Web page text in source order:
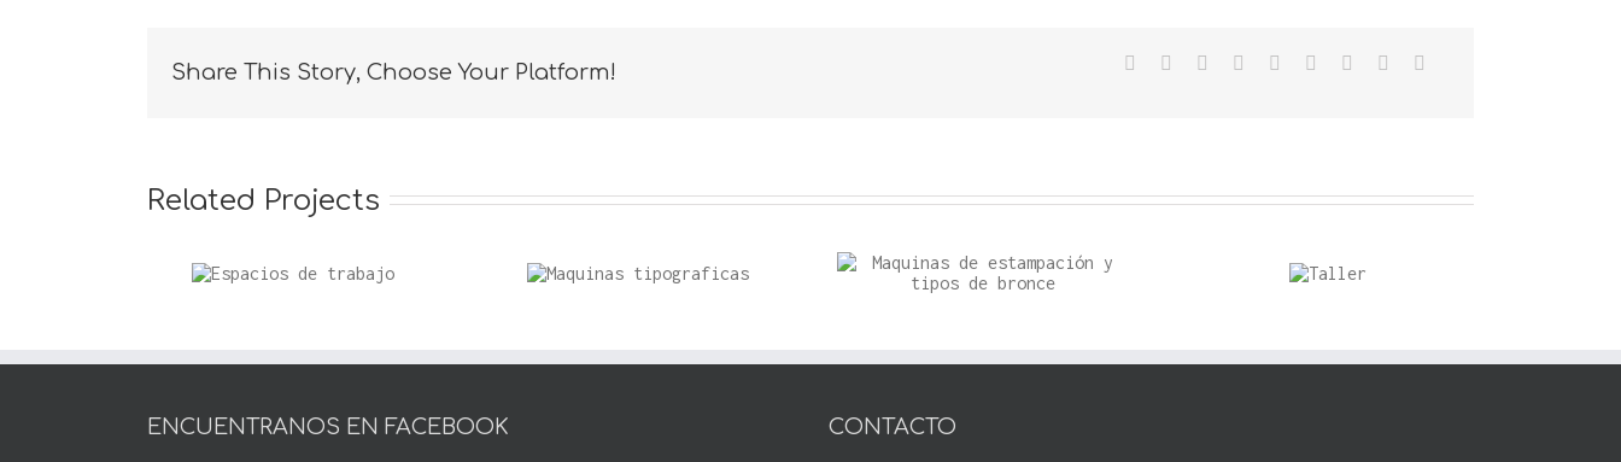
Share This Story, Choose Your Platform!
Related Projects
tipograficas
ENCUENTRANOS EN FACEBOOK CONTACTO